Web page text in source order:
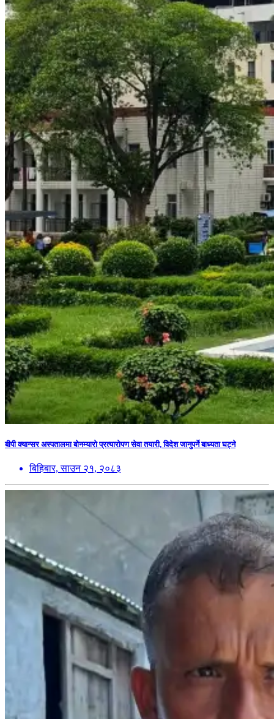
बीपी क्यान्सर अस्पतालमा बोनम्यारो प्रत्यारोपण सेवा तयारी, विदेश जानुपर्ने बाध्यता घट्ने
बिहिबार, साउन २१, २०८३